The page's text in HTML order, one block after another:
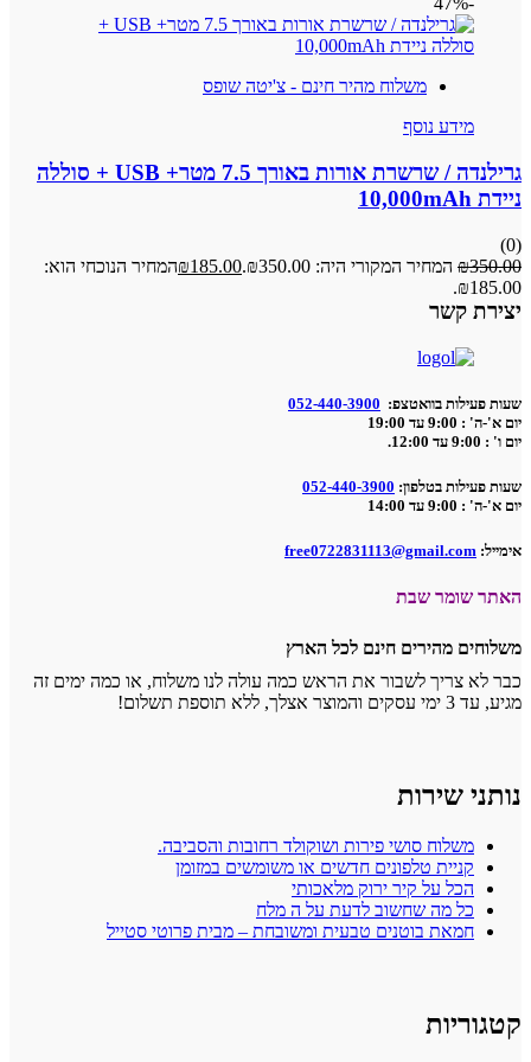
משלוח מהיר חינם - צ'יטה שופס
מידע נוסף
גרילנדה / שרשרת אורות באורך 7.5 מטר+ USB + סוללה
ניידת 10,000mAh
(0)
₪350.00 המחיר המקורי היה: ₪350.00. ₪185.00
המחיר הנוכחי הוא:
₪185.00.
יצירת קשר
שעות פעילות בוואטצפ: 052-440-3900
יום א'-ה' : 9:00 עד 19:00
יום ו' : 9:00 עד 12:00.
שעות פעילות בטלפון: 052-440-3900
יום א'-ה' : 9:00 עד 14:00
אימייל: free0722831113@gmail.com
האתר שומר שבת
משלוחים מהירים חינם לכל הארץ
כבר לא צריך לשבור את הראש כמה עולה לנו משלוח, או כמה ימים זה
מגיע, עד 3 ימי עסקים והמוצר אצלך, ללא תוספת תשלום!
נותני שירות
משלוח סושי פירות ושוקולד רחובות והסביבה.
קניית טלפונים חדשים או משומשים במזומן
הכל על קיר ירוק מלאכותי
כל מה שחשוב לדעת על ה מלח
חמאת בוטנים טבעית ומשובחת – מבית פרוטי סטייל
קטגוריות